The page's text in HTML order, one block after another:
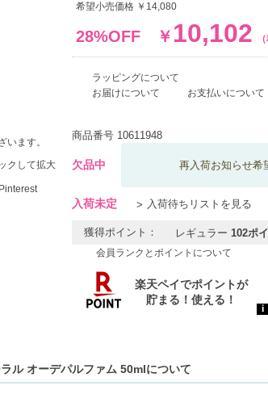
ます。
クして拡大
希望小売価格 ￥14,080
28%OFF ￥ 10,102
ラッピングについて
お届けについて
お支払いについて
商品番号 10611948
欠品中 再入荷お知らせ希
入荷未定 入荷待ちリストを見る
獲得ポイント： レギュラー 102ポ
会員ランクとポイントについて
ル オーデパルファム 50mlについて